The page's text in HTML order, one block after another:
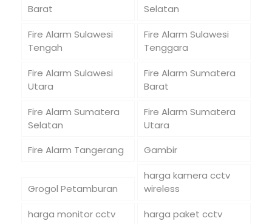
Barat
Selatan
Fire Alarm Sulawesi
Tengah
Fire Alarm Sulawesi
Tenggara
Fire Alarm Sulawesi
Utara
Fire Alarm Sumatera
Barat
Fire Alarm Sumatera
Selatan
Fire Alarm Sumatera
Utara
Fire Alarm Tangerang
Gambir
Grogol Petamburan
harga kamera cctv
wireless
harga monitor cctv
harga paket cctv